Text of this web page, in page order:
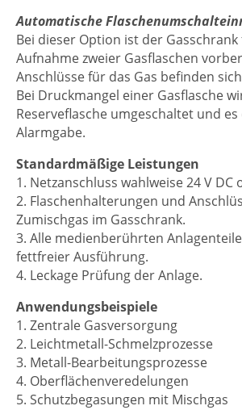
Automatische
Bei dieser Option ist der
Aufnahme zweier Gasflaschen
Anschlüsse für das Gas befinden
Bei Druckmangel einer Gasflasche
Reserveflasche umgeschaltet und
Alarmgabe.
Standardmäßige Leistungen
1. Netzanschluss wahlweise 24 V DC
2. Flaschenhalterungen und
Zumischgas im Gasschrank.
3. Alle medienberührten
fettfreier Ausführung.
4. Leckage Prüfung der Anlage.
Anwendungsbeispiele
1. Zentrale Gasversorgung
2. Leichtmetall-Schmelzprozesse
3. Metall-Bearbeitungsprozesse
4. Oberflächenveredelungen
5. Schutzbegasungen mit Mischgas